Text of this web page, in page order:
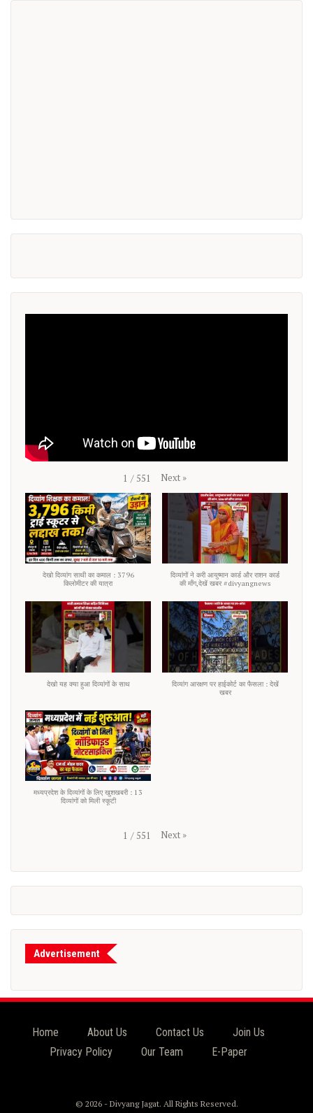
1 / 551 Next »
देखो दिव्यांग साथी का कमाल : 3796
किलोमीटर की यात्रा
दिव्यांगों ने करी आयुष्मान कार्ड और राशन कार्ड
की माँग,देखें खबर #divyangnews
देखो यह क्या हुआ दिव्यांगों के साथ
दिव्यांग आरक्षण पर हाईकोर्ट का फैसला : देखें
खबर
मध्यप्रदेश के दिव्यांगों के लिए खुशखबरी : 13
दिव्यांगों को मिली स्कूटी
1 / 551 Next »
Advertisement
Home About Us Contact Us
Join Us
Privacy Policy
Our Team E-Paper
© 2026 - Divyang Jagat. All Rights Reserved.